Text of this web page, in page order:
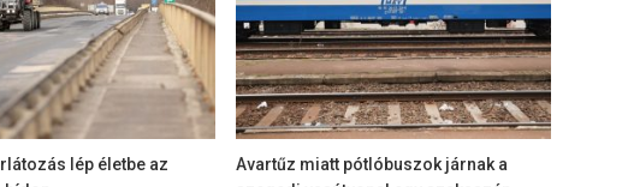
lép életbe az
Avartűz miatt pótlóbuszok járnak a